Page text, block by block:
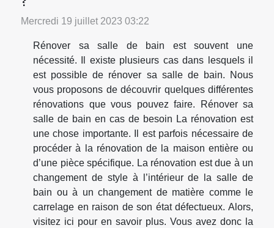
Mercredi 19 juillet 2023 03:22
Rénover sa salle de bain est souvent une
nécessité. Il existe plusieurs cas dans lesquels il
est possible de rénover sa salle de bain. Nous
vous proposons de découvrir quelques différentes
rénovations que vous pouvez faire. Rénover sa
salle de bain en cas de besoin La rénovation est
une chose importante. Il est parfois nécessaire de
procéder à la rénovation de la maison entière ou
d’une pièce spécifique. La rénovation est due à un
changement de style à l’intérieur de la salle de
bain ou à un changement de matière comme le
carrelage en raison de son état défectueux. Alors,
visitez ici pour en savoir plus. Vous avez donc la